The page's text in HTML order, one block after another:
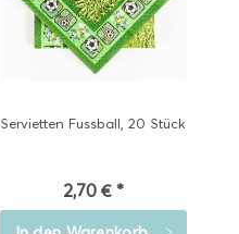
Servietten Fussball, 20 Stück
2,70 € *